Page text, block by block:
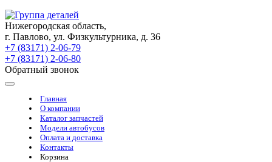
Нижегородская область,
г. Павлово, ул. Физкультурника, д. 36
+7 (83171) 2-06-79
+7 (83171) 2-06-80
Обратный звонок
Главная
О компании
Каталог запчастей
Модели автобусов
Оплата и доставка
Контакты
Корзина